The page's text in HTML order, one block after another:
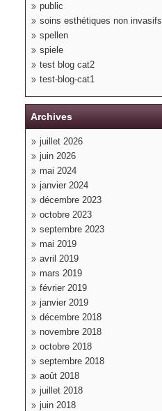
public
soins esthétiques non invasifs
spellen
spiele
test blog cat2
test-blog-cat1
Archives
juillet 2026
juin 2026
mai 2024
janvier 2024
décembre 2023
octobre 2023
septembre 2023
mai 2019
avril 2019
mars 2019
février 2019
janvier 2019
décembre 2018
novembre 2018
octobre 2018
septembre 2018
août 2018
juillet 2018
juin 2018